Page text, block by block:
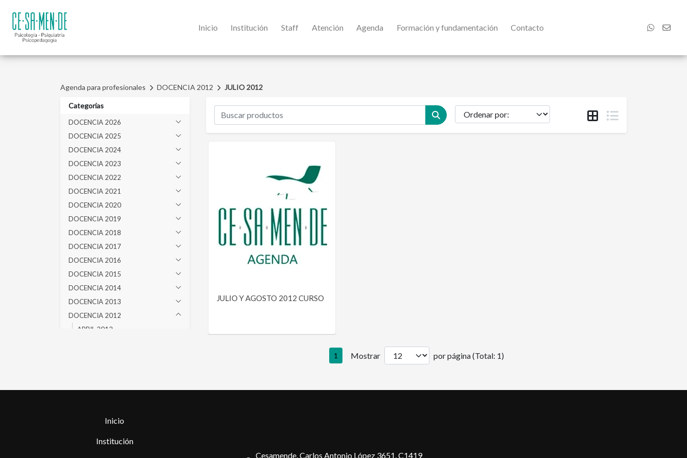
Inicio Institución Staff Atención Agenda Formación y fundamentación Contacto
Agenda para profesionales DOCENCIA 2012 JULIO 2012
Categorías
DOCENCIA 2026
DOCENCIA 2025
DOCENCIA 2024
DOCENCIA 2023
DOCENCIA 2022
DOCENCIA 2021
DOCENCIA 2020
DOCENCIA 2019
DOCENCIA 2018
DOCENCIA 2017
DOCENCIA 2016
DOCENCIA 2015
DOCENCIA 2014
DOCENCIA 2013
DOCENCIA 2012
ABRIL 2012
DOCENCIA 2011
DOCENCIA 2010
JULIO Y AGOSTO 2012 CURSO
1 Mostrar por página (Total: 1)
Inicio
Institución
Cesamende, Carlos Antonio López 3651, C1419